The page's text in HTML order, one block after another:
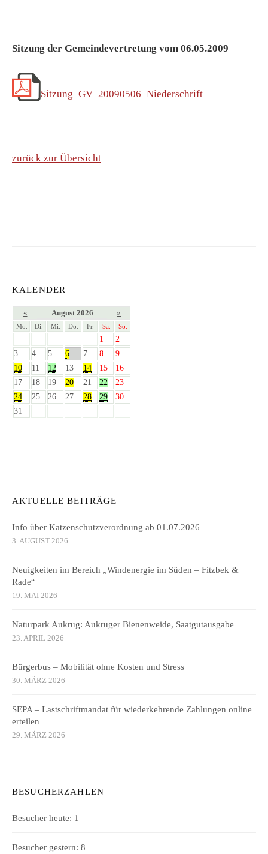
Sitzung der Gemeindevertretung vom 06.05.2009
Sitzung_GV_20090506_Niederschrift
zurück zur Übersicht
KALENDER
« August 2026 »
Mo. Di. Mi. Do. Fr. Sa. So.
1
2
3
4 5 6 7 8
9
10
11 12 13 14 15
16
17
18 19 20 21 22
23
24
25 26 27 28 29
30
31
AKTUELLE BEITRÄGE
Info über Katzenschutzverordnung ab 01.07.2026
3. AUGUST 2026
Neuigkeiten im Bereich „Windenergie im Süden – Fitzbek &
Rade“
19. MAI 2026
Naturpark Aukrug: Aukruger Bienenweide, Saatgutausgabe
23. APRIL 2026
Bürgerbus – Mobilität ohne Kosten und Stress
30. MÄRZ 2026
SEPA – Lastschriftmandat für wiederkehrende Zahlungen online
erteilen
29. MÄRZ 2026
BESUCHERZAHLEN
Besucher heute: 1
Besucher gestern: 8